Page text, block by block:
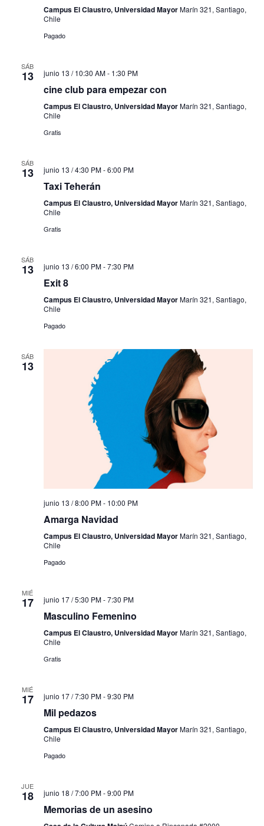
Campus El Claustro, Universidad MayorMarín 321, Santiago,
Chile
Pagado
SÁB
13 junio 13 / 10:30 AM- 1:30 PM
cine club para empezar con
Campus El Claustro, Universidad MayorMarín 321, Santiago,
Chile
Gratis
SÁB
13 junio 13 / 4:30 PM-6:00 PM
Taxi Teherán
Campus El Claustro, Universidad MayorMarín 321, Santiago,
Chile
Gratis
SÁB
13 junio 13 / 6:00 PM-7:30 PM
Exit 8
Campus El Claustro, Universidad MayorMarín 321, Santiago,
Chile
Pagado
SÁB
13
junio 13 / 8:00 PM- 10:00 PM
Amarga Navidad
Campus El Claustro, Universidad MayorMarín 321, Santiago,
Chile
Pagado
MIÉ
17 junio 17 / 5:30 PM-7:30 PM
Masculino Femenino
Campus El Claustro, Universidad MayorMarín 321, Santiago,
Chile
Gratis
MIÉ
17 junio 17 / 7:30 PM-9:30 PM
Mil pedazos
Campus El Claustro, Universidad MayorMarín 321, Santiago,
Chile
Pagado
JUE
18 junio 18 / 7:00 PM-9:00 PM
Memorias de un asesino